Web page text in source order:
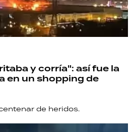
y corría": así fue la
en un shopping de
de heridos.